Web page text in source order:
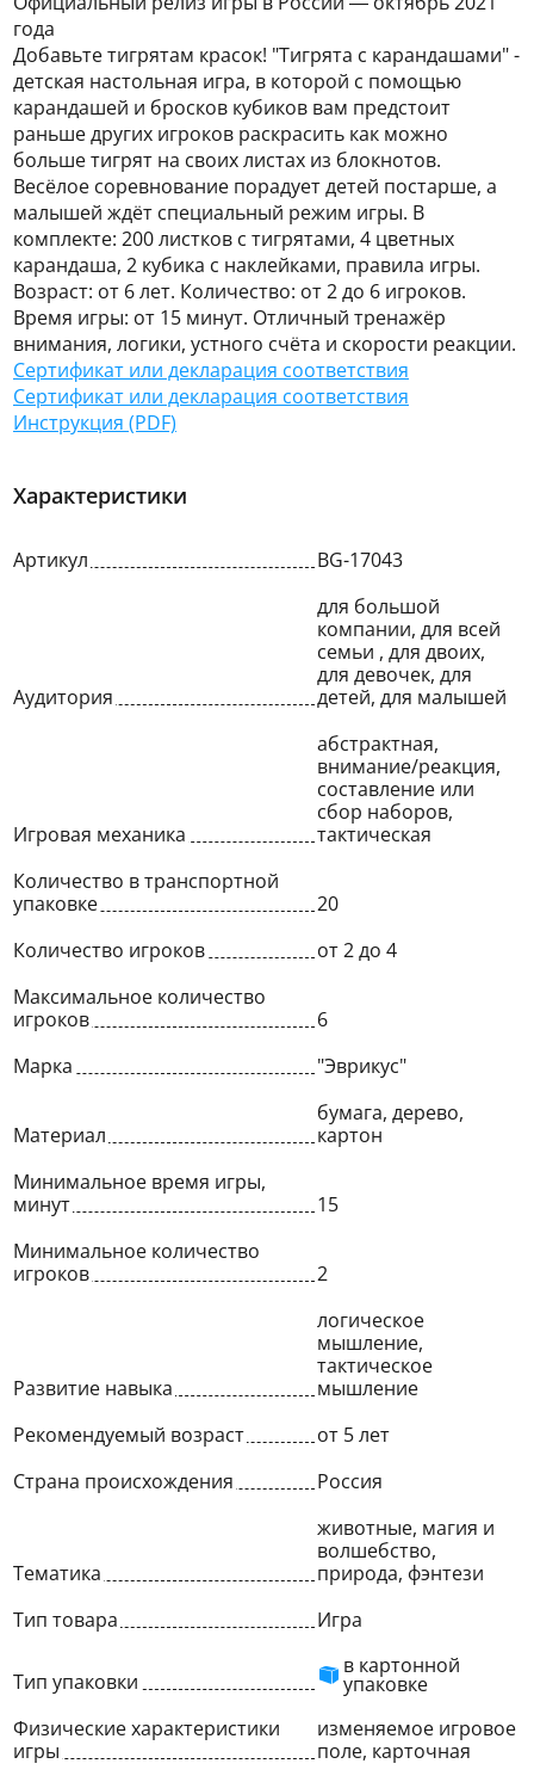
года
Добавьте тигрятам красок! "Тигрята с карандашами" -
детская настольная игра, в которой с помощью
карандашей и бросков кубиков вам предстоит
раньше других игроков раскрасить как можно
больше тигрят на своих листах из блокнотов.
Весёлое соревнование порадует детей постарше, а
малышей ждёт специальный режим игры. В
комплекте: 200 листков с тигрятами, 4 цветных
карандаша, 2 кубика с наклейками, правила игры.
Возраст: от 6 лет. Количество: от 2 до 6 игроков.
Время игры: от 15 минут. Отличный тренажёр
внимания, логики, устного счёта и скорости реакции.
Сертификат или декларация соответствия
Сертификат или декларация соответствия
Инструкция (PDF)
Характеристики
Артикул BG-17043
Аудитория
для большой
компании, для всей
семьи , для двоих,
для девочек, для
детей, для малышей
Игровая механика
абстрактная,
внимание/реакция,
составление или
сбор наборов,
тактическая
Количество в транспортной
упаковке
20
Количество игроков
от 2 до 4
Максимальное количество
игроков
6
Марка
"Эврикус"
Материал
бумага, дерево,
картон
Минимальное время игры,
минут
15
Минимальное количество
игроков
2
Развитие навыка
логическое
мышление,
тактическое
мышление
Рекомендуемый возраст
от 5 лет
Страна происхождения
Россия
Тематика
животные, магия и
волшебство,
природа, фэнтези
Тип товара
Игра
Тип упаковки
в картонной
упаковке
Физические характеристики
игры
изменяемое игровое
поле, карточная